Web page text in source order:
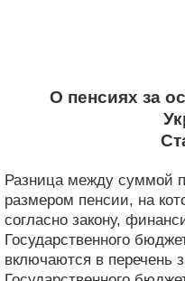
О пенсиях за
Разница между суммой
размером пенсии, на
согласно закону,
Государственного
включаются в перечень